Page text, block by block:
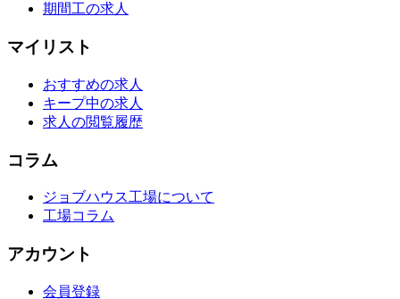
期間工の求人
マイリスト
おすすめの求人
キープ中の求人
求人の閲覧履歴
コラム
ジョブハウス工場について
工場コラム
アカウント
会員登録